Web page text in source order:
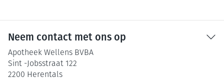
Neem contact met ons op
Apotheek Wellens BVBA
Sint -Jobsstraat 122
2200 Herentals